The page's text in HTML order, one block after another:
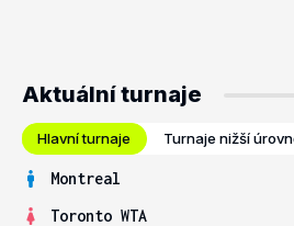
Aktuální turnaje
Hlavní turnaje Turnaje nižší
Montreal
Toronto WTA